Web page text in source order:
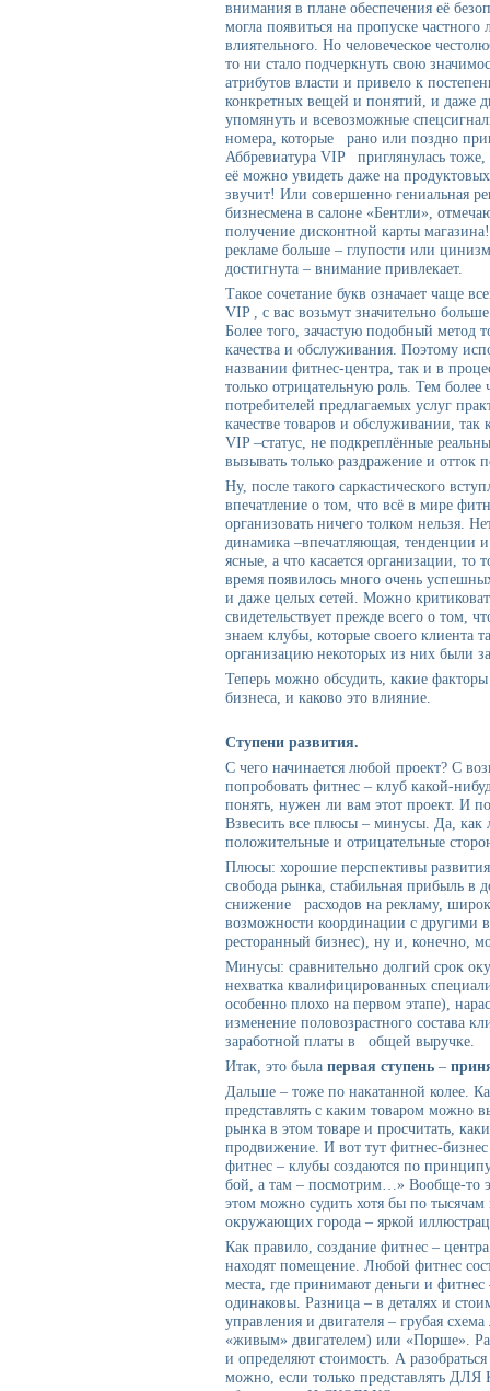
внимания в плане обеспечения её
могла появиться на пропуске
влиятельного. Но человеческое
то ни стало подчеркнуть свою
атрибутов власти и привело к
конкретных вещей и понятий, и даже
упомянуть и всевозможные
номера, которые рано или поздно
Аббревиатура VIP приглянулась
её можно увидеть даже на
звучит! Или совершенно гениальная
бизнесмена в салоне «Бентли»,
получение дисконтной карты
рекламе больше – глупости или
достигнута – внимание привлекает.
Такое сочетание букв означает чаще
VIP , с вас возьмут значительно
Более того, зачастую подобный метод
качества и обслуживания. Поэтому
названии фитнес-центра, так и в
только отрицательную роль. Тем
потребителей предлагаемых услуг
качестве товаров и обслуживании,
VIP –статус, не подкреплённые
вызывать только раздражение и отток
Ну, после такого саркастического
впечатление о том, что всё в мире
организовать ничего толком нельзя.
динамика –впечатляющая, тенденции
ясные, а что касается организации, то
время появилось много очень
и даже целых сетей. Можно
свидетельствует прежде всего о
знаем клубы, которые своего клиента
организацию некоторых из них были
Теперь можно обсудить, какие
бизнеса, и каково это влияние.
Ступени развития.
С чего начинается любой проект? С
попробовать фитнес – клуб какой-
понять, нужен ли вам этот проект. И
Взвесить все плюсы – минусы. Да, как
положительные и отрицательные
Плюсы: хорошие перспективы
свобода рынка, стабильная прибыль в
снижение расходов на рекламу,
возможности координации с другими
ресторанный бизнес), ну и, конечно,
Минусы: сравнительно долгий срок
нехватка квалифицированных
особенно плохо на первом этапе),
изменение половозрастного состава
заработной платы в общей выручке.
Итак, это была первая ступень –
Дальше – тоже по накатанной колее.
представлять с каким товаром можно
рынка в этом товаре и просчитать,
продвижение. И вот тут фитнес-
фитнес – клубы создаются по
бой, а там – посмотрим…» Вообще-то
этом можно судить хотя бы по
окружающих города – яркой
Как правило, создание фитнес –
находят помещение. Любой фитнес
места, где принимают деньги и
одинаковы. Разница – в деталях и
управления и двигателя – грубая
«живым» двигателем) или «Порше».
и определяют стоимость. А
можно, если только представлять